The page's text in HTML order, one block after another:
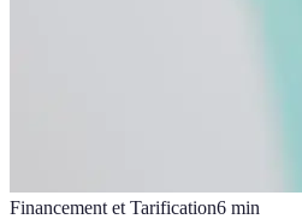
Financement et Tarification6 min